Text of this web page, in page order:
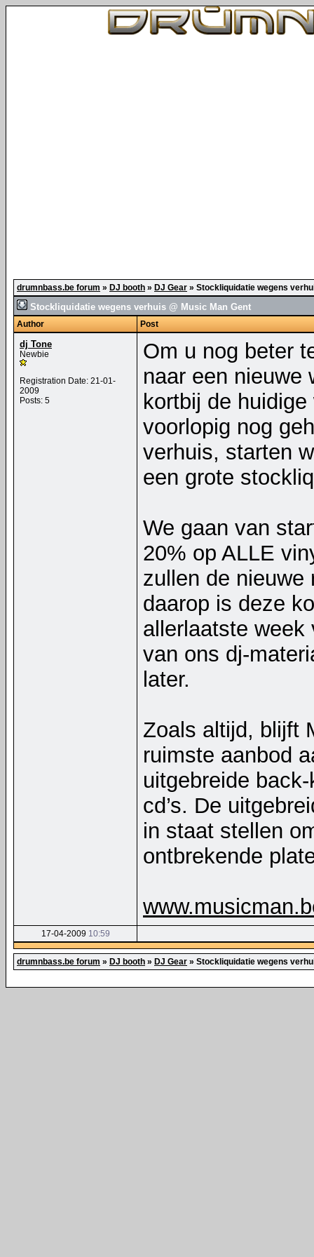
drumnbass.be forum » DJ booth » DJ Gear » Stockliquidatie wegens
Stockliquidatie wegens verhuis @ Music Man Gent
Author Post
dj Tone
Newbie
Registration Date: 21-01-
2009
Posts: 5
Om u nog beter
naar een nieuwe
kortbij de
voorlopig nog
verhuis, starten
een grote
We gaan van
20% op ALLE
zullen de nieuwe
daarop is deze
allerlaatste week
van ons dj-
later.
Zoals altijd, blijft
ruimste aanbod
uitgebreide
cd’s. De
in staat stellen
ontbrekende
17-04-2009 10:59
drumnbass.be forum » DJ booth » DJ Gear » Stockliquidatie wegens